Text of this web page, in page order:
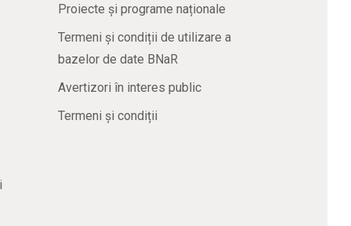
Proiecte și programe naționale
Termeni și condiții de utilizare a
bazelor de date BNaR
Avertizori în interes public
Termeni și condiții